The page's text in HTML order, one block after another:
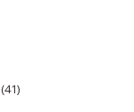
(41)